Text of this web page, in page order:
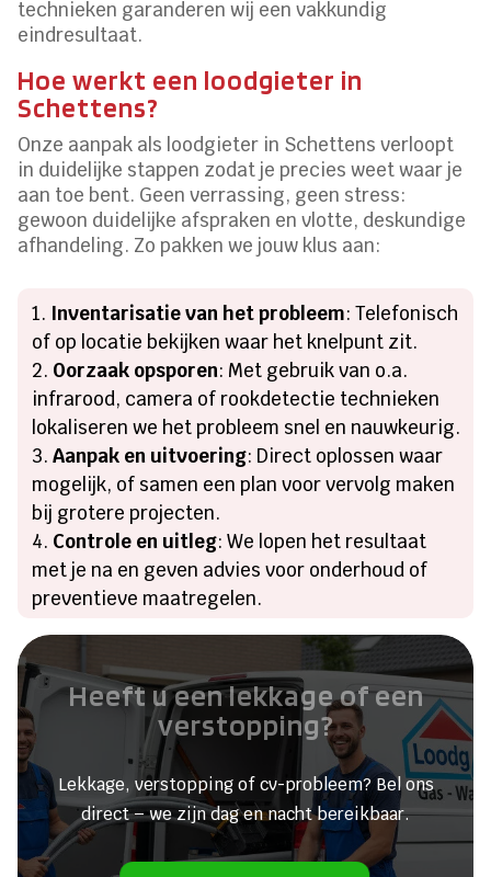
technieken garanderen wij een vakkundig
eindresultaat.
Hoe werkt een loodgieter in
Schettens?
Onze aanpak als loodgieter in Schettens verloopt
in duidelijke stappen zodat je precies weet waar je
aan toe bent. Geen verrassing, geen stress:
gewoon duidelijke afspraken en vlotte, deskundige
afhandeling. Zo pakken we jouw klus aan:
Inventarisatie van het probleem: Telefonisch
of op locatie bekijken waar het knelpunt zit.
Oorzaak opsporen: Met gebruik van o.a.
infrarood, camera of rookdetectie technieken
lokaliseren we het probleem snel en nauwkeurig.
Aanpak en uitvoering: Direct oplossen waar
mogelijk, of samen een plan voor vervolg maken
bij grotere projecten.
Controle en uitleg: We lopen het resultaat
met je na en geven advies voor onderhoud of
preventieve maatregelen.
Heeft u een lekkage of een
verstopping?
Lekkage, verstopping of cv-probleem? Bel ons
direct – we zijn dag en nacht bereikbaar.